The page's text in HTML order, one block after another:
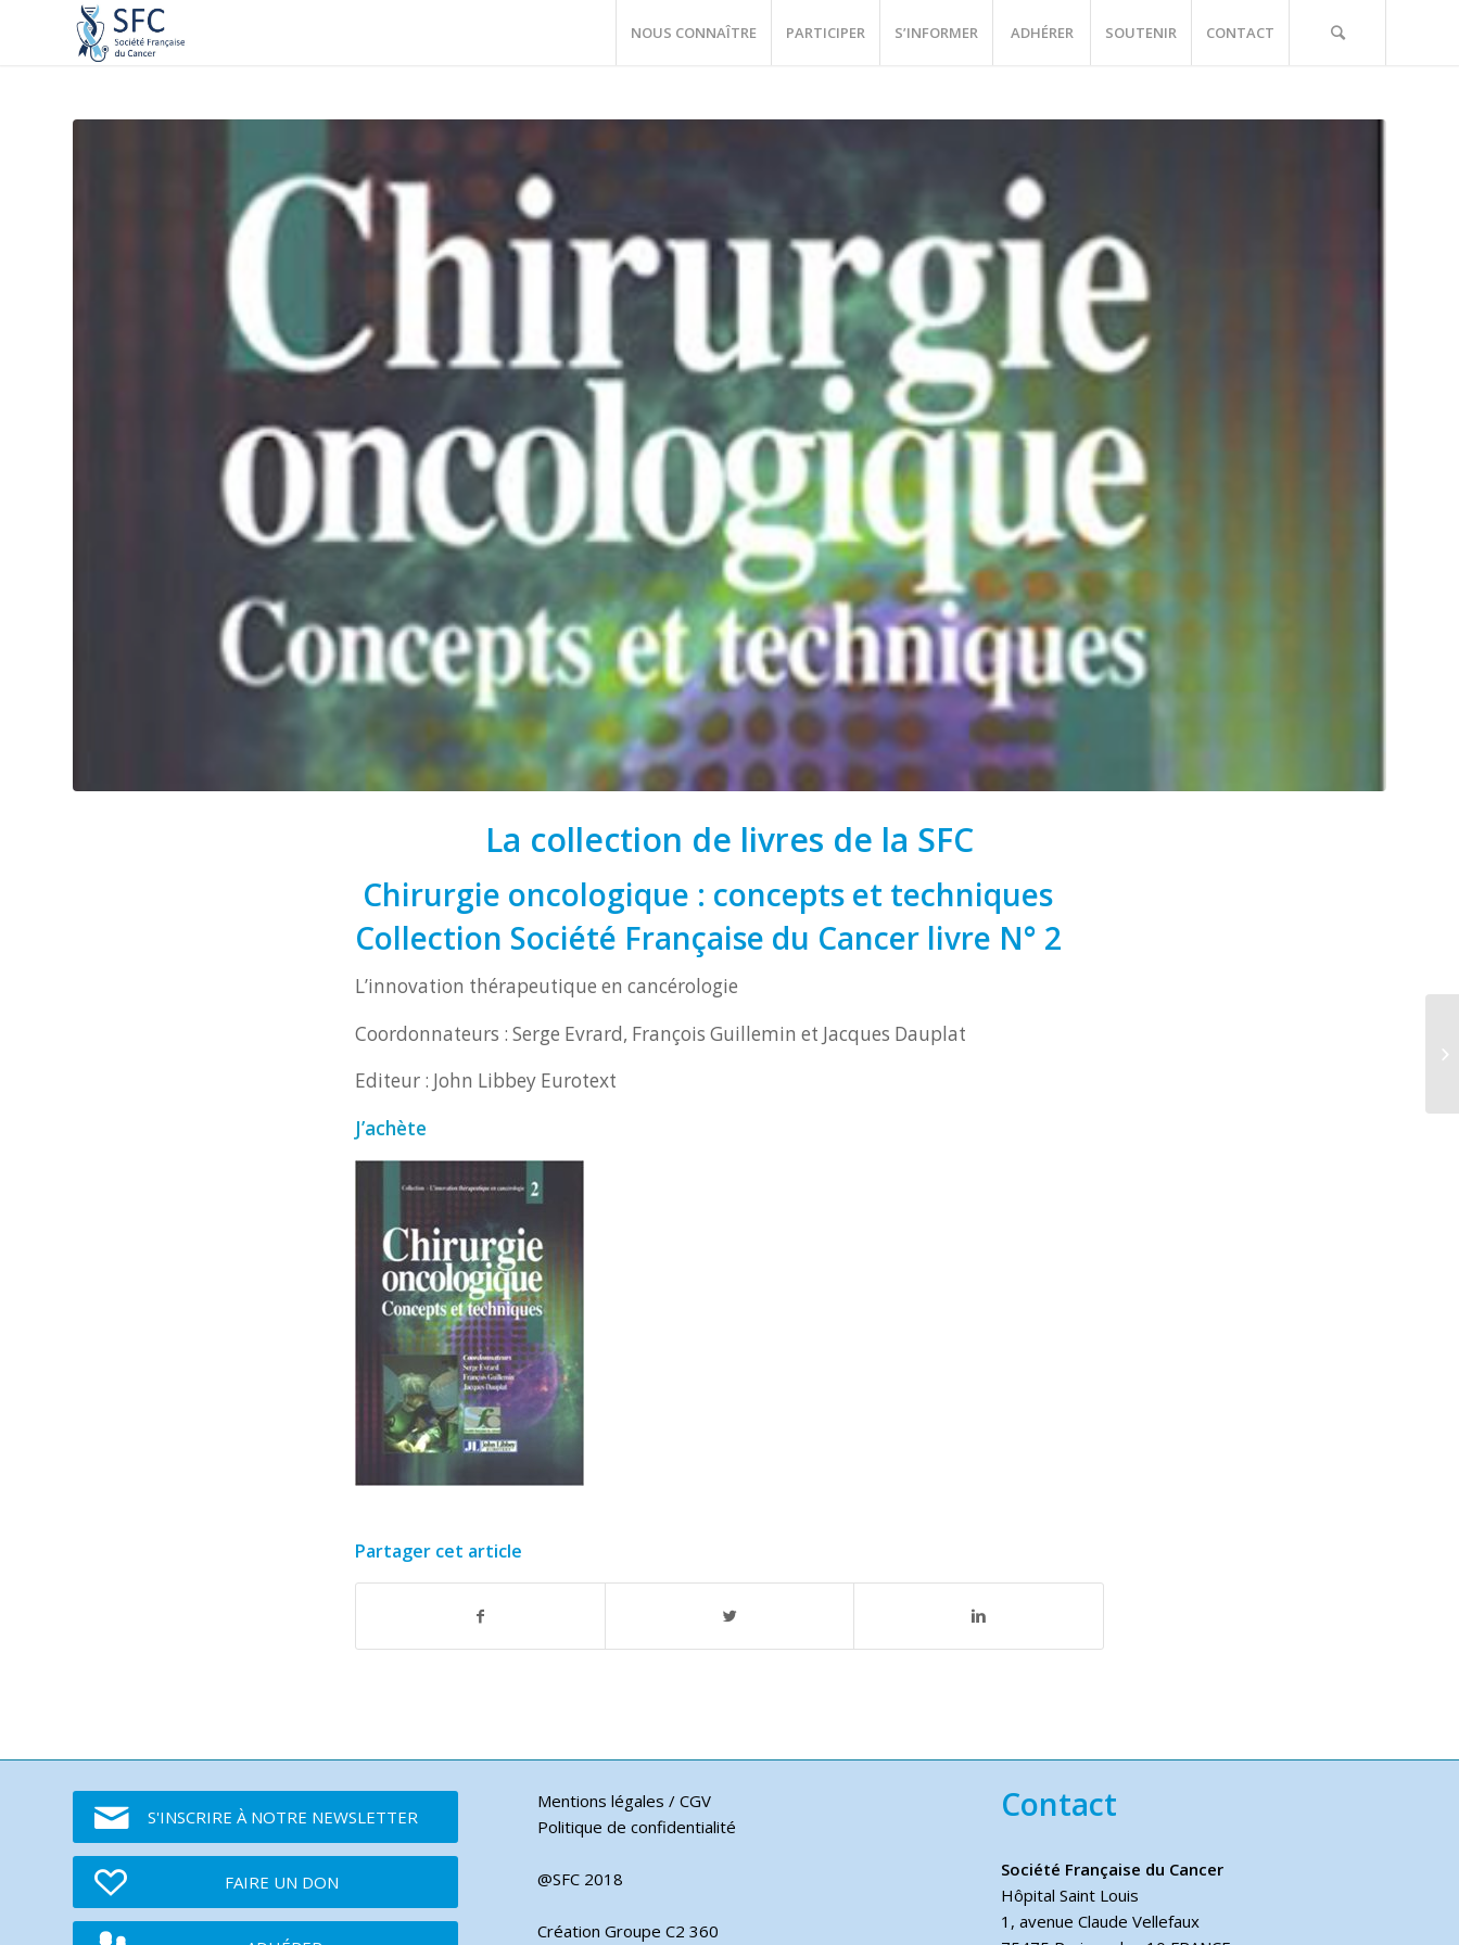
NOUS CONNAÎTRE PARTICIPER S’INFORMER ADHÉRER SOUTENIR CONTACT
La collection de livres de la SFC
Chirurgie oncologique : concepts et techniques
Collection Société Française du Cancer livre N° 2
L’innovation thérapeutique en cancérologie
Coordonnateurs : Serge Evrard, François Guillemin et Jacques Dauplat
Editeur : John Libbey Eurotext
J’achète
Partager cet article
S'INSCRIRE À NOTRE NEWSLETTER
FAIRE UN DON
Mentions légales / CGV
Politique de confidentialité
@SFC 2018
Création Groupe C2 360
Contact
Société Française du Cancer
Hôpital Saint Louis
1, avenue Claude Vellefaux